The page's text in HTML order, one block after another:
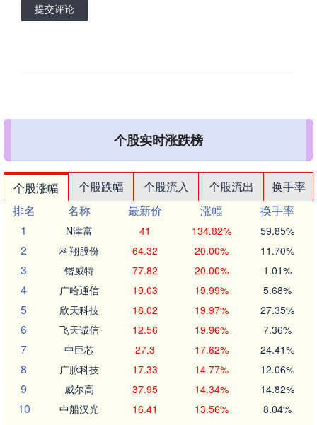
提交评论
个股实时涨跌榜
个股涨幅 个股跌幅 个股流入 个股流出
换手率
排名
名称 最新价 涨幅
换手率
1
N津富 41 134.82% 59.85%
2 科翔股份 64.32 20.00% 11.70%
3 锴威特 77.82 20.00% 1.01%
4 广哈通信 19.03 19.99% 5.68%
5 欣天科技 18.02 19.97% 27.35%
6 飞天诚信 12.56 19.96% 7.36%
7 中巨芯 27.3 17.62% 24.41%
8 广脉科技 17.33 14.77% 12.06%
9 威尔高 37.95 14.34% 14.82%
10 中船汉光 16.41 13.56% 8.04%